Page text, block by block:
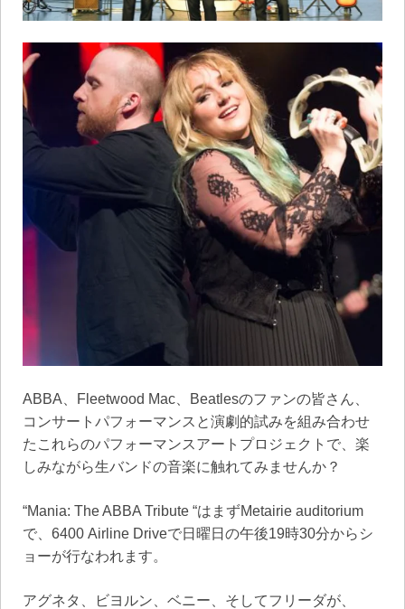
ABBA、Fleetwood Mac、Beatlesのファンの皆さん、
コンサートパフォーマンスと演劇的試みを組み合わせ
たこれらのパフォーマンスアートプロジェクトで、楽
しみながら生バンドの音楽に触れてみませんか？
“Mania: The ABBA Tribute “はまずMetairie auditorium
で、6400 Airline Driveで日曜日の午後19時30分からシ
ョーが行なわれます。
アグネタ、ビヨルン、ベニー、そしてフリーダが、